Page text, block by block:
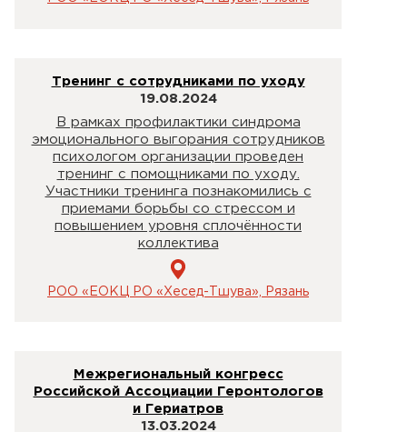
Тренинг с сотрудниками по уходу
19.08.2024
В рамках профилактики синдрома
эмоционального выгорания сотрудников
психологом организации проведен
тренинг с помощниками по уходу.
Участники тренинга познакомились с
приемами борьбы со стрессом и
повышением уровня сплочённости
коллектива
РОО «ЕОКЦ РО «Хесед-Тшува», Рязань
Межрегиональный конгресс
Российской Ассоциации Геронтологов
и Гериатров
13.03.2024